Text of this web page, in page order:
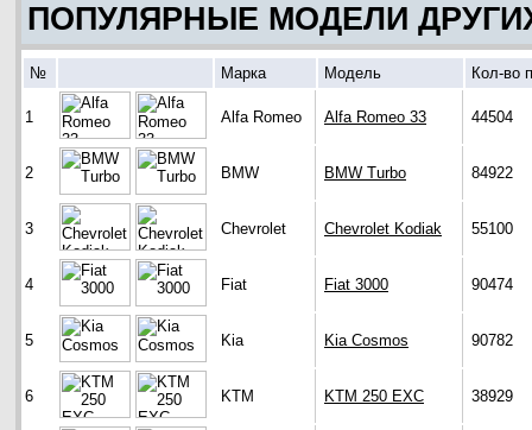
ПОПУЛЯРНЫЕ МОДЕЛИ
№ Марка Модель Кол-во
1 Alfa Romeo Alfa Romeo 33 44504
2 BMW BMW Turbo 84922
3 Chevrolet Chevrolet Kodiak 55100
4 Fiat Fiat 3000 90474
5 Kia Kia Cosmos 90782
6 KTM KTM 250 EXC 38929